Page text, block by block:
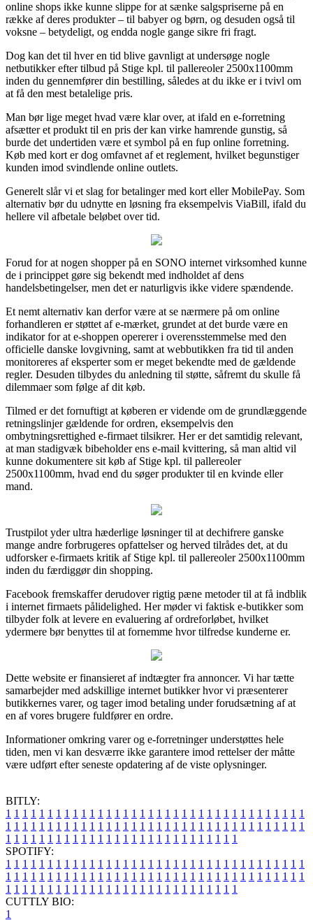
online shops ikke kunne slippe for at sænke salgspriserne på en
række af deres produkter – til babyer og børn, og desuden også til
voksne – betydeligt, og endda nogle gange sikre fri fragt.
Dog kan det til hver en tid blive gavnligt at undersøge nogle
netbutikker efter tilbud på Stige kpl. til pallereoler 2500x1100mm
inden du gennemfører din bestilling, således at du ikke er i tvivl om
at få den mest betalelige pris.
Man bør lige meget hvad være klar over, at ifald en e-forretning
afsætter et produkt til en pris der kan virke hamrende gunstig, så
burde det undertiden være et symbol på en fup online forretning.
Køb med kort er dog omfavnet af et reglement, hvilket begunstiger
kunden imod svindlende online outlets.
Generelt slår vi et slag for betalinger med kort eller MobilePay. Som
alternativ bør du udnytte en løsning fra eksempelvis ViaBill, ifald du
hellere vil afbetale beløbet over tid.
Forud for at nogen shopper på en SONO internet virksomhed kunne
de i princippet gøre sig bekendt med indholdet af dens
handelsbetingelser, men det er naturligvis ikke videre spændende.
Et nemt alternativ kan derfor være at se nærmere på om online
forhandleren er støttet af e-mærket, grundet at det burde være en
indikator for at e-shoppen opererer i overensstemmelse med den
officielle danske lovgivning, samt at webbutikken fra tid til anden
monitoreres af eksperter som er meget bekendte med de gældende
regler. Desuden tilbydes du anledning til støtte, såfremt du skulle få
dilemmaer som følge af dit køb.
Tilmed er det fornuftigt at køberen er vidende om de grundlæggende
retningslinjer gældende for ordren, eksempelvis den
ombytningsrettighed e-firmaet tilsikrer. Her er det samtidig relevant,
at man stadigvæk bibeholder ens e-mail kvittering, så man altid vil
kunne dokumentere sit køb af Stige kpl. til pallereoler
2500x1100mm, hvad end du søger produkter til en kvinde eller
mand.
Trustpilot yder ultra hæderlige løsninger til at dechifrere ganske
mange andre forbrugeres opfattelser og herved tilrådes det, at du
udforsker e-firmaets kritik af Stige kpl. til pallereoler 2500x1100mm
inden du færdiggør din shopping.
Facebook fremskaffer derudover rigtig pæne metoder til at få indblik
i internet firmaets pålidelighed. Her møder vi faktisk e-butikker som
tilbyder folk at levere en evaluering af ordreforløbet, hvilket
ydermere bør benyttes til at fornemme hvor tilfredse kunderne er.
Dette website er finansieret af indtægter fra annoncer. Vi har tætte
samarbejder med adskillige internet butikker hvor vi præsenterer
butikkernes varer, og tager imod betaling under forudsætning af at
en af vores brugere fuldfører en ordre.
Informationer omkring varer og e-forretninger understøttes hele
tiden, men vi kan desværre ikke garantere imod rettelser der måtte
være udført efter seneste opdatering af de viste oplysninger.
BITLY:
1 1 1 1 1 1 1 1 1 1 1 1 1 1 1 1 1 1 1 1 1 1 1 1 1 1 1 1 1 1 1 1 1 1 1 1
1 1 1 1 1 1 1 1 1 1 1 1 1 1 1 1 1 1 1 1 1 1 1 1 1 1 1 1 1 1 1 1 1 1 1 1
1 1 1 1 1 1 1 1 1 1 1 1 1 1 1 1 1 1 1 1 1 1 1 1 1 1 1 1
SPOTIFY:
1 1 1 1 1 1 1 1 1 1 1 1 1 1 1 1 1 1 1 1 1 1 1 1 1 1 1 1 1 1 1 1 1 1 1 1
1 1 1 1 1 1 1 1 1 1 1 1 1 1 1 1 1 1 1 1 1 1 1 1 1 1 1 1 1 1 1 1 1 1 1 1
1 1 1 1 1 1 1 1 1 1 1 1 1 1 1 1 1 1 1 1 1 1 1 1 1 1 1 1
CUTTLY BIO:
1